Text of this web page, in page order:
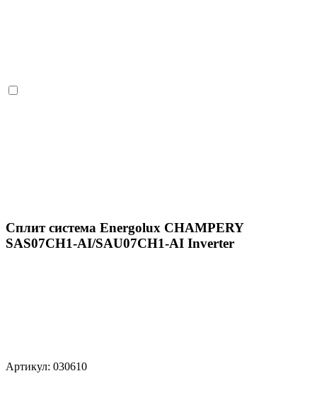
Сплит система Energolux CHAMPERY
SAS07CH1-AI/SAU07CH1-AI Inverter
Артикул: 030610